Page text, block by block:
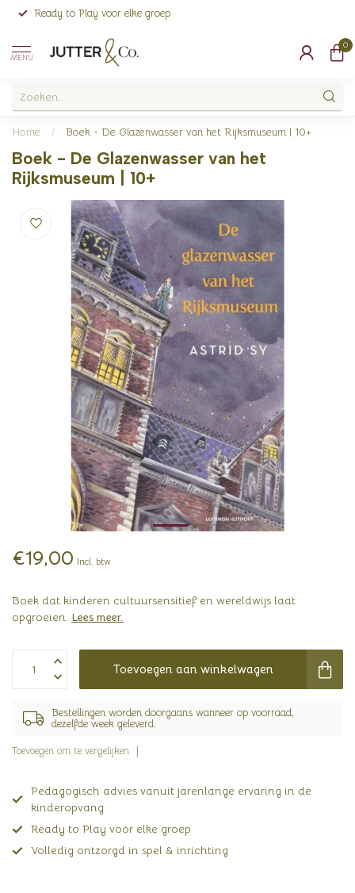
Ready to Play voor elke groep
MENU
0
Home / Boek - De Glazenwasser van het Rijksmuseum | 10+
Boek - De Glazenwasser van het
Rijksmuseum | 10+
€19,00 Incl. btw
Boek dat kinderen cultuursensitief en wereldwijs laat
opgroeien. Lees meer.
Toevoegen aan winkelwagen
Bestellingen worden doorgaans wanneer op voorraad,
dezelfde week geleverd.
Toevoegen om te vergelijken
Pedagogisch advies vanuit jarenlange ervaring in de
kinderopvang
Ready to Play voor elke groep
Volledig ontzorgd in spel & inrichting